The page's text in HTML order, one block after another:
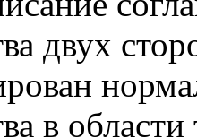
двух
в